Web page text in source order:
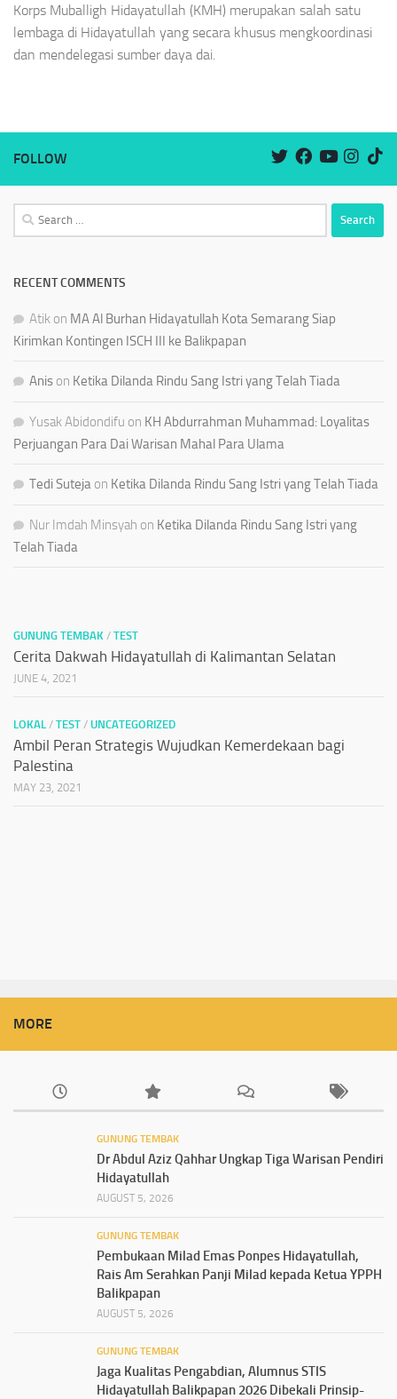
Korps Muballigh Hidayatullah (KMH) merupakan salah satu
lembaga di Hidayatullah yang secara khusus mengkoordinasi
dan mendelegasi sumber daya dai.
FOLLOW
Search
for:
RECENT COMMENTS
Atik on MA Al Burhan Hidayatullah Kota Semarang Siap
Kirimkan Kontingen ISCH III ke Balikpapan
Anis on Ketika Dilanda Rindu Sang Istri yang Telah Tiada
Yusak Abidondifu on KH Abdurrahman Muhammad: Loyalitas
Perjuangan Para Dai Warisan Mahal Para Ulama
Tedi Suteja on Ketika Dilanda Rindu Sang Istri yang Telah Tiada
Nur Imdah Minsyah on Ketika Dilanda Rindu Sang Istri yang
Telah Tiada
GUNUNG TEMBAK / TEST
Cerita Dakwah Hidayatullah di Kalimantan Selatan
JUNE 4, 2021
LOKAL / TEST / UNCATEGORIZED
Ambil Peran Strategis Wujudkan Kemerdekaan bagi
Palestina
MAY 23, 2021
MORE
GUNUNG TEMBAK
Dr Abdul Aziz Qahhar Ungkap Tiga Warisan Pendiri
Hidayatullah
AUGUST 5, 2026
GUNUNG TEMBAK
Pembukaan Milad Emas Ponpes Hidayatullah,
Rais Am Serahkan Panji Milad kepada Ketua YPPH
Balikpapan
AUGUST 5, 2026
GUNUNG TEMBAK
Jaga Kualitas Pengabdian, Alumnus STIS
Hidayatullah Balikpapan 2026 Dibekali Prinsip-